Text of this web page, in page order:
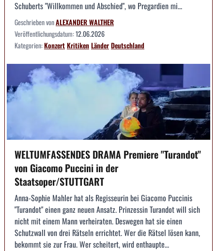
Schuberts "Willkommen und Abschied", wo Pregardien mi...
Geschrieben vonALEXANDER WALTHER
Veröffentlichungsdatum:12.06.2026
Kategorien:KonzertKritikenLänderDeutschland
WELTUMFASSENDES DRAMA Premiere "Turandot"
von Giacomo Puccini in der
Staatsoper/STUTTGART
Anna-Sophie Mahler hat als Regisseurin bei Giacomo Puccinis
"Turandot" einen ganz neuen Ansatz. Prinzessin Turandot will sich
nicht mit einem Mann verheiraten. Deswegen hat sie einen
Schutzwall von drei Rätseln errichtet. Wer die Rätsel lösen kann,
bekommt sie zur Frau. Wer scheitert, wird enthaupte...